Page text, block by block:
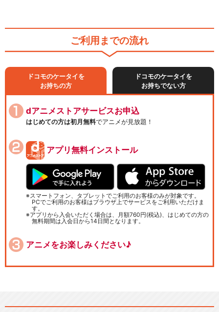
ご利用までの流れ
ドコモのケータイを
お持ちの方
ドコモのケータイを
お持ちでない方
dアニメストアサービスお申込
はじめての方は初月無料でアニメが見放題！
アプリ無料インストール
スマートフォン、タブレットでご利用のお客様のみが対象です。
PCでご利用のお客様はブラウザ上でサービスをご利用いただけま
す。
アプリから入会いただく場合は、月額760円(税込)、はじめての方の
無料期間は入会日から14日間となります。
アニメをお楽しみください♪